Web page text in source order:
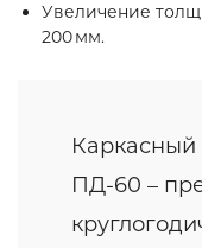
Увеличение
200 мм.
Каркасный
ПД-60 –